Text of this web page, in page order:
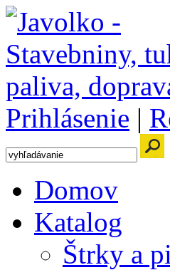
Prihlásenie |
Domov
Katalog
Štrky a